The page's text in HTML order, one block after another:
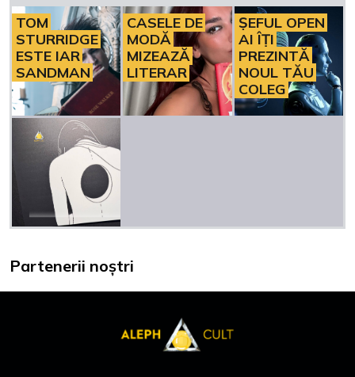
TOM
STURRIDGE
ESTE IAR
SANDMAN
CASELE DE
MODĂ
MIZEAZĂ
LITERAR
ȘEFUL OPEN
AI ÎȚI
PREZINTĂ
NOUL TĂU
COLEG
Partenerii noștri